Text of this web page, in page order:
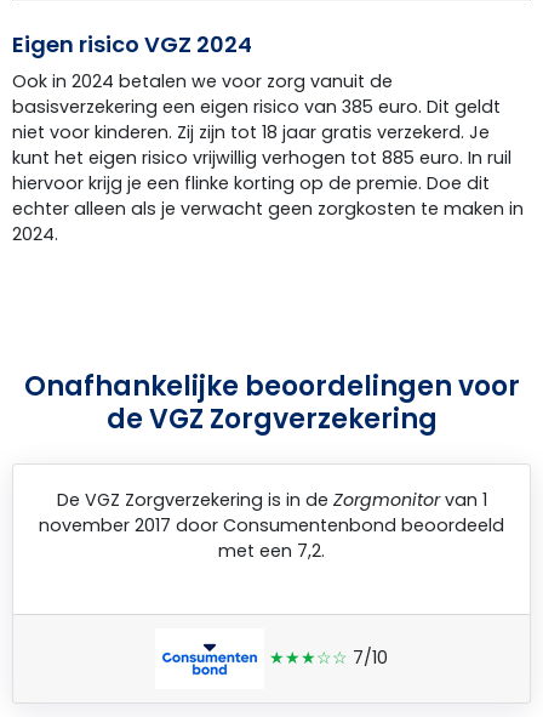
Eigen risico VGZ 2024
Ook in 2024 betalen we voor zorg vanuit de
basisverzekering een eigen risico van 385 euro. Dit geldt
niet voor kinderen. Zij zijn tot 18 jaar gratis verzekerd. Je
kunt het eigen risico vrijwillig verhogen tot 885 euro. In ruil
hiervoor krijg je een flinke korting op de premie. Doe dit
echter alleen als je verwacht geen zorgkosten te maken in
2024.
Onafhankelijke beoordelingen voor
de VGZ Zorgverzekering
De VGZ Zorgverzekering is in de Zorgmonitorvan 1
november 2017 door Consumentenbond beoordeeld
met een 7,2.
★★★☆☆ 7/10